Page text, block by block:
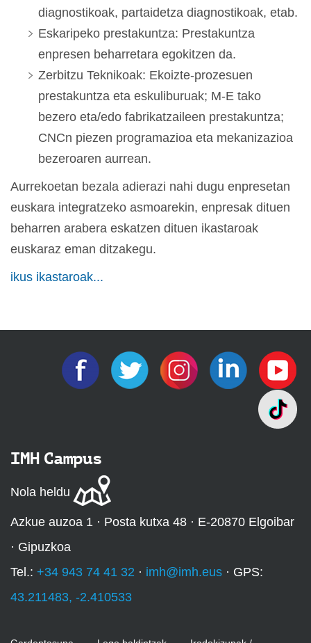
diagnostikoak, partaidetza diagnostikoak, etab.
Eskaripeko prestakuntza: Prestakuntza
enpresen beharretara egokitzen da.
Zerbitzu Teknikoak: Ekoizte-prozesuen
prestakuntza eta eskuliburuak; M-E tako
bezero eta/edo fabrikatzaileen prestakuntza;
CNCn piezen programazioa eta mekanizazioa
bezeroaren aurrean.
Aurrekoetan bezala adierazi nahi dugu enpresetan
euskara integratzeko asmoarekin, enpresak dituen
beharren arabera eskatzen dituen ikastaroak
euskaraz eman ditzakegu.
ikus ikastaroak...
IMH Campus
Nola heldu
Azkue auzoa 1 · Posta kutxa 48 · E-20870 Elgoibar
· Gipuzkoa
Tel.: +34 943 74 41 32 · imh@imh.eus · GPS:
43.211483, -2.410533